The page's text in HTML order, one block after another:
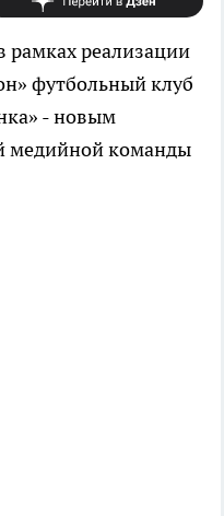
рамках реализации
футбольный клуб
- новым
медийной команды